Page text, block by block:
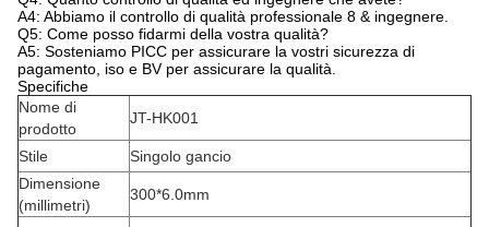
A4: Abbiamo il controllo di qualità professionale 8 & ingegnere.
Q5: Come posso fidarmi della vostra qualità?
A5: Sosteniamo PICC per assicurare la vostri sicurezza di
pagamento, iso e BV per assicurare la qualità.
Specifiche
Nome di
prodotto
JT-HK001
Stile
Singolo gancio
Dimensione
(millimetri)
300*6.0mm